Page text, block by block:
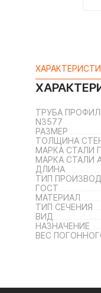
ТРУБА
N3577
РАЗМЕР
ТОЛЩИНА
МАРКА СТАЛИ
МАРКА СТАЛИ
ДЛИНА
ТИП
ГОСТ
МАТЕРИАЛ
ТИП СЕЧЕНИЯ
ВИД
НАЗНАЧЕНИЕ
ВЕС